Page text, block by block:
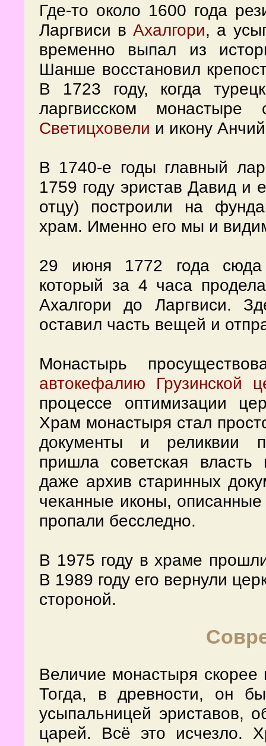
Где-то около 1600 года
Ларгвиси вАхалгори, а
временно выпал из
Шанше восстановил
В 1723 году, когда
ларгвисском монастыре
Светицховели и икону
В 1740-е годы главный
1759 году эристав Давид и
отцу) построили на
храм. Именно его мы и
29 июня 1772 года сюда
который за 4 часа
Ахалгори до Ларгвиси.
оставил часть вещей и
Монастырь
автокефалию Грузинской
процессе оптимизации
Храм монастыря стал
документы и реликвии
пришла советская
даже архив старинных
чеканные иконы,
пропали бесследно.
В 1975 году в храме
В 1989 году его вернули
стороной.
Величие монастыря
Тогда, в древности, он
усыпальницей эриставов,
царей. Всё это исчезло.